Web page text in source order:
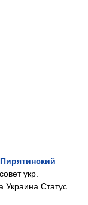
укр.
Украина Статус